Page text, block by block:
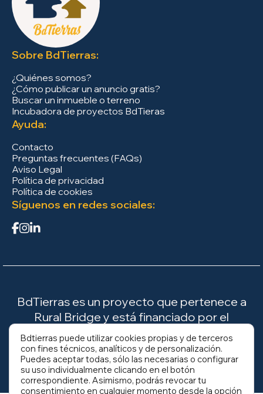
Sobre BdTierras:
¿Quiénes somos?
¿Cómo publicar un anuncio gratis?
Buscar un inmueble o terreno
Incubadora de proyectos BdTieras
Ayuda:
Contacto
Preguntas frecuentes (FAQs)
Aviso Legal
Política de privacidad
Política de cookies
Síguenos en redes sociales:
BdTierras es un proyecto que pertenece a
Rural Bridge y está financiado por el
Ministerio para la Transición Ecológica y el
Reto Demográfico (MITECO).
Bdtierras puede utilizar cookies propias y de terceros
con fines técnicos, analíticos y de personalización.
Puedes aceptar todas, sólo las necesarias o configurar
su uso individualmente clicando en el botón
correspondiente. Asimismo, podrás revocar tu
consentimiento en cualquier momento desde la opción